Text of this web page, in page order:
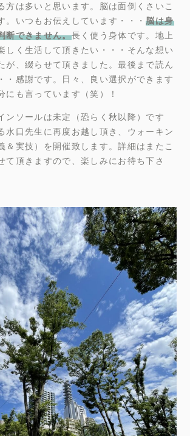
方は多いと思います。脳は面倒くさいこ
。いつもお伝えしています・・・脳は身
断できません。長く使う身体です。地上
しく生活して頂きたい・・・そんな想い
が、綴らせて頂きました。最後まで読ん
・感謝です。日々、良い選択ができます
にも言っています（笑）！
ンソールは未定（恐らく秋以降）です
水口先生に再度お越し頂き、ウォーキン
＆実技）を開催致します。詳細はまたこ
て頂きますので、楽しみにお待ち下さ